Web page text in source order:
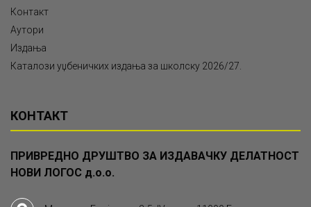
Контакт
Аутори
Издања
Каталози уџбеничких издања за школску 2026/27.
КОНТАКТ
ПРИВРЕДНО ДРУШТВО ЗА ИЗДАВАЧКУ ДЕЛАТНОСТ
НОВИ ЛОГОС д.о.о.